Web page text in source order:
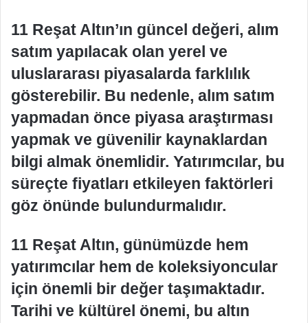
11 Reşat Altın’ın güncel değeri, alım
satım yapılacak olan yerel ve
uluslararası piyasalarda farklılık
gösterebilir. Bu nedenle, alım satım
yapmadan önce piyasa araştırması
yapmak ve güvenilir kaynaklardan
bilgi almak önemlidir. Yatırımcılar, bu
süreçte fiyatları etkileyen faktörleri
göz önünde bulundurmalıdır.
11 Reşat Altın, günümüzde hem
yatırımcılar hem de koleksiyoncular
için önemli bir değer taşımaktadır.
Tarihi ve kültürel önemi, bu altın